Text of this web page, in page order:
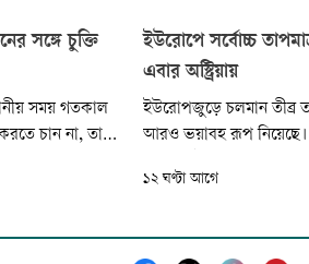
সঙ্গে চুক্তি
সময় গতকাল
চান না, তাই
পরিচালিত
ইউরোপে সর্বোচ্চ
এবার অস্ট্রিয়ায়
ইউরোপজুড়ে চলমান তীব্র
আরও ভয়াবহ রূপ
হয়েছে। একই সময়ে
ব্যবহার কমানোর আহ্বান
১২ ঘণ্টা আগে